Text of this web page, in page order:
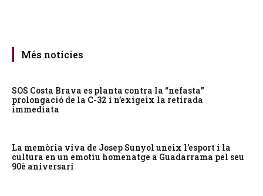
Més notícies
SOS Costa Brava es planta contra la “nefasta”
prolongació de la C-32 i n’exigeix la retirada
immediata
La memòria viva de Josep Sunyol uneix l’esport i la
cultura en un emotiu homenatge a Guadarrama pel seu
90è aniversari